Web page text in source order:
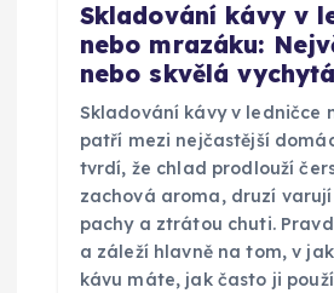
Skladování kávy v
nebo mrazáku:
nebo skvělá
Skladování kávy v ledničce
patří mezi nejčastější
tvrdí, že chlad prodlouží
zachová aroma, druzí
pachy a ztrátou chuti.
a záleží hlavně na tom, v
kávu máte, jak často ji